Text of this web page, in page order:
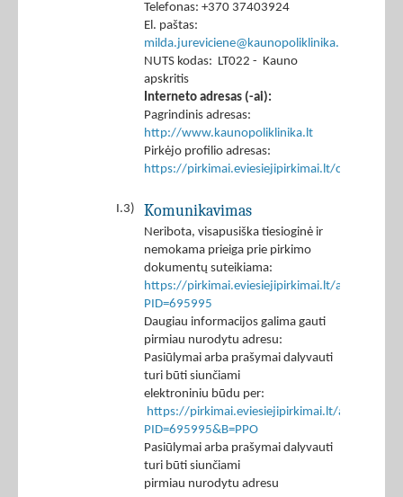
Telefonas: +370 37403924
El. paštas:
milda.jureviciene@kaunopoliklinika.lt
NUTS kodas: LT022 - Kauno
apskritis
Interneto adresas (-ai):
Pagrindinis adresas:
http://www.kaunopoliklinika.lt
Pirkėjo profilio adresas:
https://pirkimai.eviesiejipirkimai.lt/ctm/
I.3) Komunikavimas
Neribota, visapusiška tiesioginė ir
nemokama prieiga prie pirkimo
dokumentų suteikiama:
https://pirkimai.eviesiejipirkimai.lt/app/rfq/
PID=695995
Daugiau informacijos galima gauti
pirmiau nurodytu adresu:
Pasiūlymai arba prašymai dalyvauti
turi būti siunčiami
elektroniniu būdu per:
https://pirkimai.eviesiejipirkimai.lt/app/rfq/
PID=695995&B=PPO
Pasiūlymai arba prašymai dalyvauti
turi būti siunčiami
pirmiau nurodytu adresu